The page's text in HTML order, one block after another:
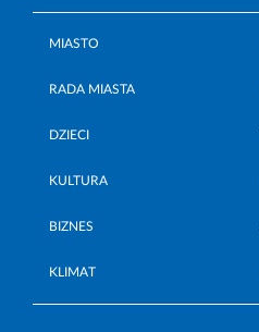
MIASTO
RADA MIASTA
DZIECI
KULTURA
BIZNES
KLIMAT